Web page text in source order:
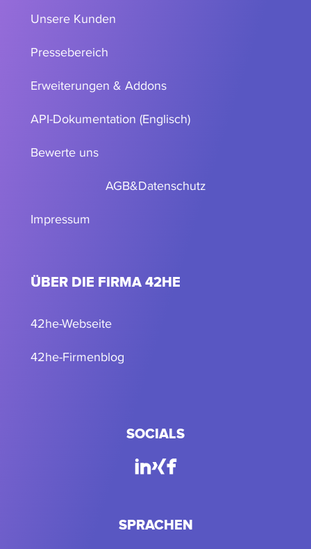
Unsere Kunden
Pressebereich
Erweiterungen & Addons
API-Dokumentation (Englisch)
Bewerte uns
AGB&Datenschutz
Impressum
ÜBER DIE FIRMA 42HE
42he-Webseite
42he-Firmenblog
SOCIALS
SPRACHEN